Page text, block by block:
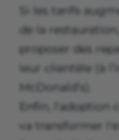
Si les tarifs
de la
proposer des
leur clientèle (à
McDonald’s).
Enfin, l'adoption
va transformer